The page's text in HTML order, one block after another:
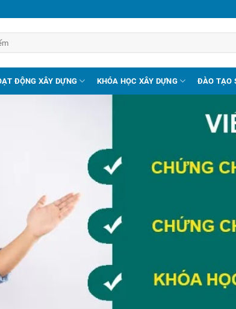
ĐỘNG XÂY DỰNG KHÓA HỌC XÂY DỰNG ĐÀO TẠO